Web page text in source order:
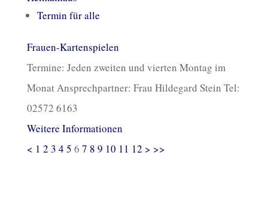
Termin für alle
Frauen-Kartenspielen
Termine: Jeden zweiten und vierten Montag im
Monat Ansprechpartner: Frau Hildegard Stein Tel:
02572 6163
Weitere Informationen
< 1 2 3 4 5 6 7 8 9 10 11 12 > >>